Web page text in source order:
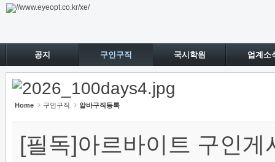
공지 구인구직 국시학원 업계소
Home 구인구직 알바구직등록
[필독]아르바이트 구인게